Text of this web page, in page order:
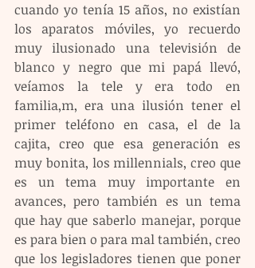
cuando yo tenía 15 años, no existían
los aparatos móviles, yo recuerdo
muy ilusionado una televisión de
blanco y negro que mi papá llevó,
veíamos la tele y era todo en
familia,m, era una ilusión tener el
primer teléfono en casa, el de la
cajita, creo que esa generación es
muy bonita, los millennials, creo que
es un tema muy importante en
avances, pero también es un tema
que hay que saberlo manejar, porque
es para bien o para mal también, creo
que los legisladores tienen que poner